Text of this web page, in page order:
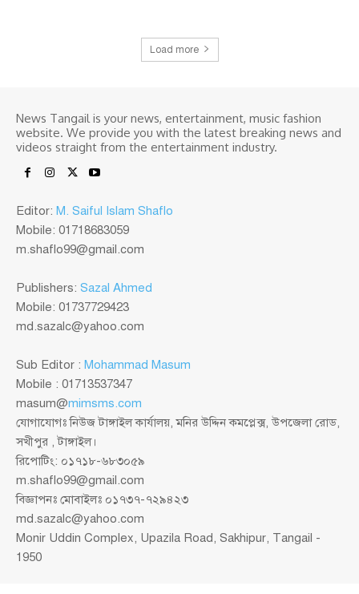
Load more
News Tangail is your news, entertainment, music fashion
website. We provide you with the latest breaking news and
videos straight from the entertainment industry.
Editor: M. Saiful Islam Shaflo
Mobile: 01718683059
m.shaflo99@gmail.com
Publishers: Sazal Ahmed
Mobile: 01737729423
md.sazalc@yahoo.com
Sub Editor : Mohammad Masum
Mobile : 01713537347
masum@mimsms.com
যোগাযোগঃ নিউজ টাঙ্গাইল কার্যালয়, মনির উদ্দিন কমপ্লেক্স, উপজেলা রোড,
সখীপুর , টাঙ্গাইল।
রিপোটিং: ০১৭১৮-৬৮৩০৫৯
m.shaflo99@gmail.com
বিজ্ঞাপনঃ মোবাইলঃ ০১৭৩৭-৭২৯৪২৩
md.sazalc@yahoo.com
Monir Uddin Complex, Upazila Road, Sakhipur, Tangail -
1950